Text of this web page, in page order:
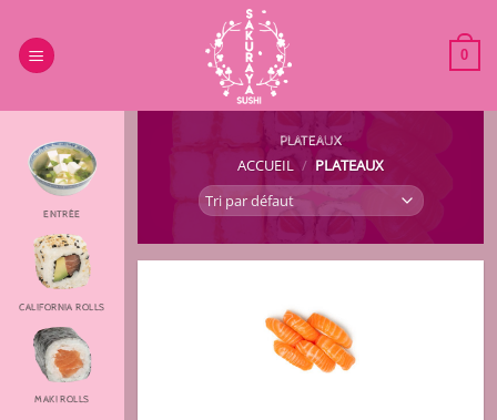
contenu
0
ENTRÉE
CALIFORNIA ROLLS
MAKI ROLLS
PLATEAUX
ACCUEIL / PLATEAUX